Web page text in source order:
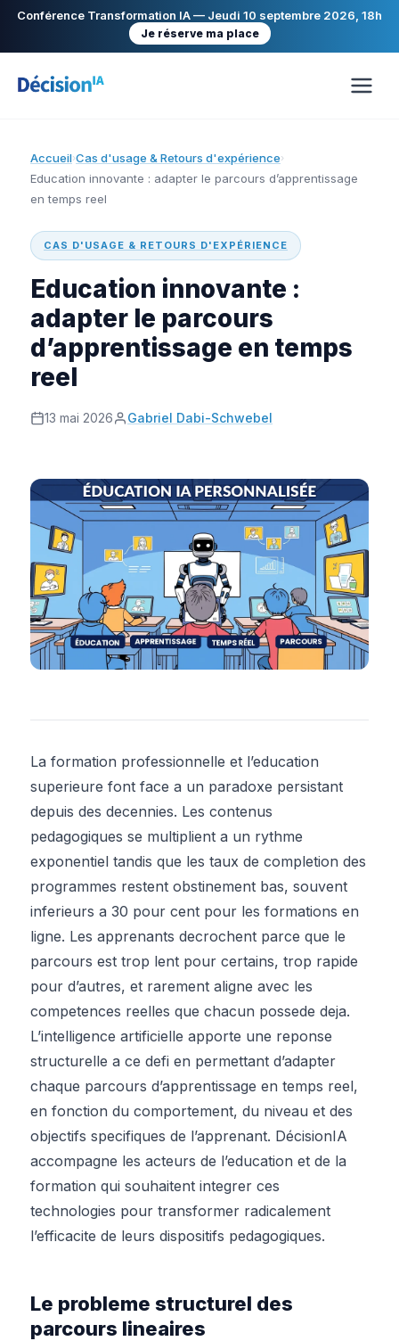
Conférence Transformation IA — Jeudi 10 septembre 2026, 18h
Je réserve ma place
Accueil›Cas d'usage & Retours d'expérience›
Education innovante : adapter le parcours d’apprentissage
en temps reel
CAS D'USAGE & RETOURS D'EXPÉRIENCE
Education innovante :
adapter le parcours
d’apprentissage en temps
reel
13 mai 2026 Gabriel Dabi-Schwebel
La formation professionnelle et l’education
superieure font face a un paradoxe persistant
depuis des decennies. Les contenus
pedagogiques se multiplient a un rythme
exponentiel tandis que les taux de completion des
programmes restent obstinement bas, souvent
inferieurs a 30 pour cent pour les formations en
ligne. Les apprenants decrochent parce que le
parcours est trop lent pour certains, trop rapide
pour d’autres, et rarement aligne avec les
competences reelles que chacun possede deja.
L’intelligence artificielle apporte une reponse
structurelle a ce defi en permettant d’adapter
chaque parcours d’apprentissage en temps reel,
en fonction du comportement, du niveau et des
objectifs specifiques de l’apprenant. DécisionIA
accompagne les acteurs de l’education et de la
formation qui souhaitent integrer ces
technologies pour transformer radicalement
l’efficacite de leurs dispositifs pedagogiques.
Le probleme structurel des
parcours lineaires